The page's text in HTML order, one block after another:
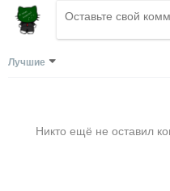
Лучшие
Никто ещё не оставил